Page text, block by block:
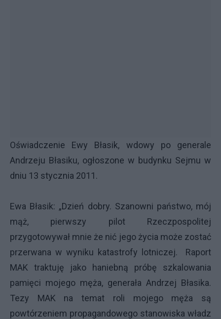
Oświadczenie Ewy Błasik, wdowy po generale
Andrzeju Błasiku, ogłoszone w budynku Sejmu w
dniu 13 stycznia 2011.
Ewa Błasik: „Dzień dobry. Szanowni państwo, mój
mąż, pierwszy pilot Rzeczpospolitej
przygotowywał mnie że nić jego życia może zostać
przerwana w wyniku katastrofy lotniczej. Raport
MAK traktuję jako haniebną próbę szkalowania
pamięci mojego męża, generała Andrzej Błasika.
Tezy MAK na temat roli mojego męża są
powtórzeniem propagandowego stanowiska władz